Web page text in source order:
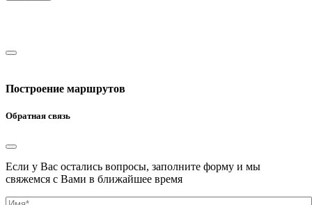
Построение маршрутов
Обратная связь
Если у Вас остались вопросы, заполните форму и мы
свяжемся с Вами в ближайшее время